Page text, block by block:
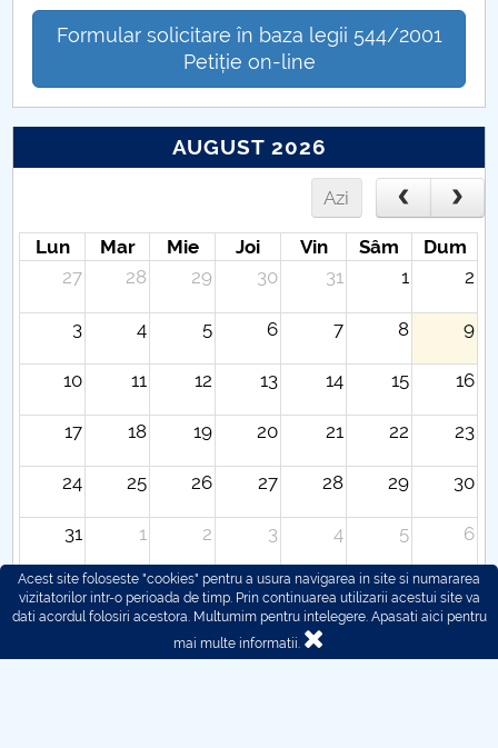
Formular solicitare în baza legii 544/2001
Petiție on-line
AUGUST 2026
Azi
Lun Mar Mie Joi Vin Sâm
Dum
27
28 29 30 31 1 2
3 4 5 6 7 8 9
10 11 12 13 14 15 16
17 18 19 20 21 22 23
24 25 26 27 28 29 30
31 1 2 3 4 5 6
Acest site foloseste "cookies" pentru a usura navigarea in site si numararea
vizitatorilor intr-o perioada de timp. Prin continuarea utilizarii acestui site va
dati acordul folosiri acestora. Multumim pentru intelegere. Apasati aici pentru
mai multe informatii.